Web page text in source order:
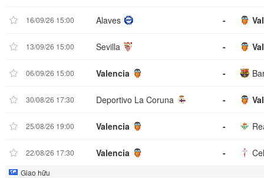
16/09/26 15:00 Alaves -
13/09/26 15:00 Sevilla -
06/09/26 15:00 Valencia -
30/08/26 17:30 Deportivo La Coruna -
25/08/26 19:00 Valencia -
22/08/26 17:30 Valencia -
Giao hữu